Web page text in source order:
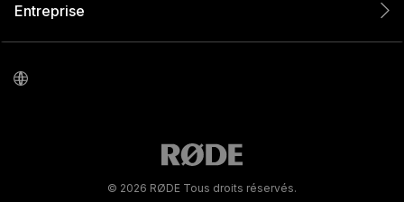
Entreprise
© 2026 RØDE Tous droits réservés.